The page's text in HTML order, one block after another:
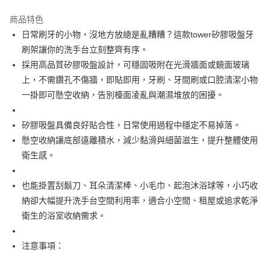
1.分期款項不併入電信帳單，「大哥付你分期」於每月結算日後寄送繳費提
2.透過簡訊連結打開帳單後，可選擇「超商條碼／台灣大直營門市／銀行轉
帳／街口支付／iPASS MONEY」等通路繳費。
【注意事項】
1.本服務係由「台灣大哥大股份有限公司」（以下簡稱本公司）所提供，讓
用戶於交易時，得透過本服務購買商品或服務，並由商店將買賣／分期付款
資料（包含姓名、電話或地址）提供予台灣大哥大進項蒐集、處理及利用，
由本公司與您本人進行分期帳單所需資料之確認、核對及更正。
每筆NT$100，滿NT$499(含以上)免運費
7-11取貨付款
每筆NT$100，滿NT$499(含以上)免運費
付款後7-11取貨
每筆NT$100，滿NT$499(含以上)免運費
宅配【父親節大回饋】限時$299免運
每筆NT$150，滿NT$299(含以上)免運費
商品特色
日常刷牙的小物，沒地方放總是亂糟糟？這款tower矽膠吸盤牙
刷架讓你的洗手台立刻整齊有序。
採用高品質矽膠吸盤設計，可穩固吸附在光滑牆面或鏡面玻璃
上，不需鑽孔不傷牆，即貼即用，牙刷、牙間刷或口腔清潔小物
一掛即可懸空收納，告別檯面凌亂與潮濕堆放的困擾。
矽膠吸盤具備良好貼合性，日常使用過程中穩定不易掉落。
懸空收納讓底部遠離積水，減少黏滑與細菌滋生，提升整體使用
衛生感。
也能掛置刮鬍刀、耳朵清潔棒、小毛巾、起泡沐浴球等，小巧收
納卻大幅提升洗手台空間利用率，適合小空間、租屋或追求乾淨
衛生的浴室收納需求。
注意事項：